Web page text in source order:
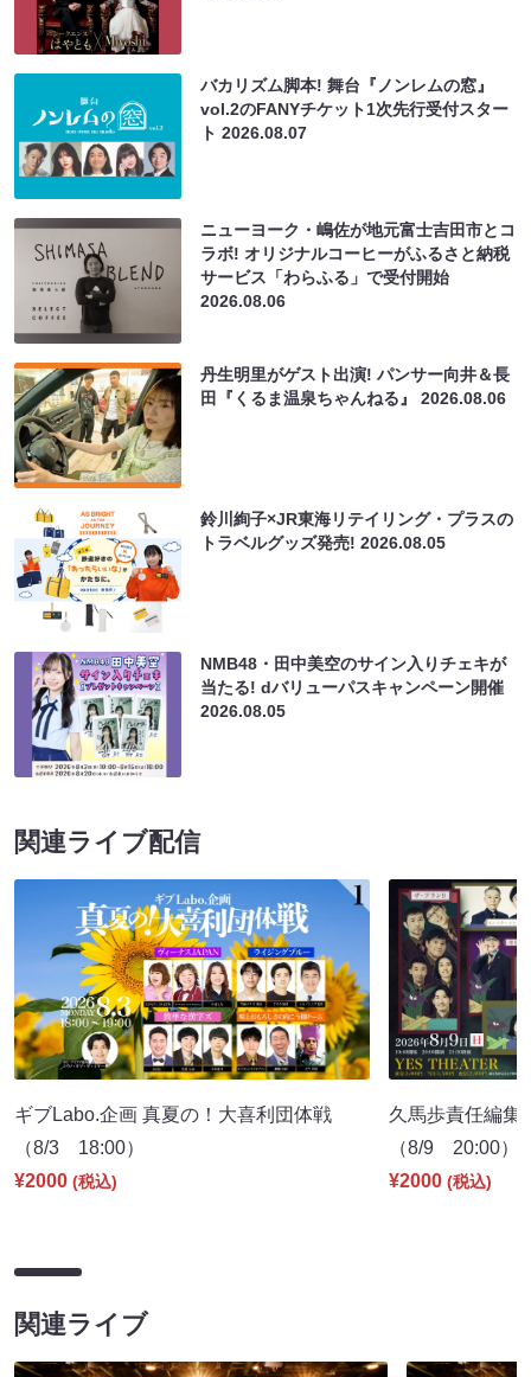
バカリズム脚本! 舞台『ノンレムの窓』
vol.2のFANYチケット1次先行受付スター
ト2026.08.07
ニューヨーク・嶋佐が地元富士吉田市とコ
ラボ! オリジナルコーヒーがふるさと納税
サービス「わらふる」で受付開始
2026.08.06
丹生明里がゲスト出演! パンサー向井＆長
田『くるま温泉ちゃんねる』2026.08.06
鈴川絢子×JR東海リテイリング・プラスの
トラベルグッズ発売!2026.08.05
NMB48・田中美空のサイン入りチェキが
当たる! dバリューパスキャンペーン開催
2026.08.05
関連ライブ配信
ギブLabo.企画 真夏の！大喜利団体戦
（8/3 18:00）
¥2000 (税込)
久馬歩責任編集
（8/9 20:00）
¥2000 (税込)
関連ライブ